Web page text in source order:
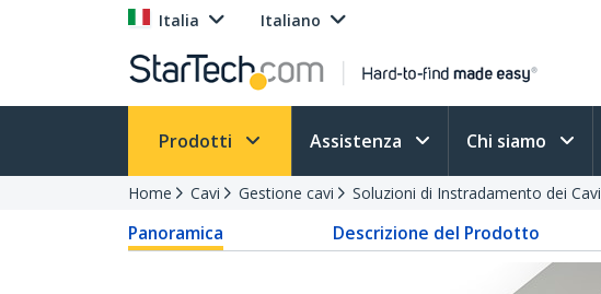
Italia Italiano
Prodotti Assistenza Chi siamo
Home Cavi Gestione cavi Soluzioni di Instradamento dei Cavi
Panoramica Descrizione del Prodotto